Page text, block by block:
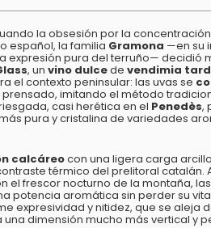
la obsesión por la
español, la familia Gramona —en su
expresión pura del terruño— decidió
, un vino dulcede vendimia
el contexto peninsular: las uvas se
prensado, imitando el método
casi herética en el Penedès,
pura y cristalina de variedades
calcáreocon una ligera carga
térmico del prelitoral catalán.
el frescor nocturno de la montaña,
potencia aromática sin perder su
expresividad y nitidez, que se aleja
dimensión mucho más vertical y